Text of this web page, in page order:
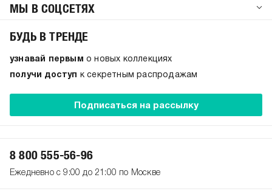
МЫ В СОЦСЕТЯХ
БУДЬ В ТРЕНДЕ
узнавай первым о новых коллекциях
получи доступ к секретным распродажам
Подписаться на рассылку
8 800 555-56-96
Ежедневно с 9:00 до 21:00 по Москве